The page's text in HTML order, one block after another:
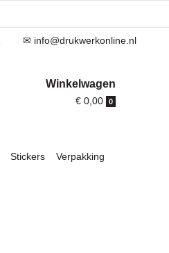
✉ info@drukwerkonline.nl
Winkelwagen
€ 0,00 0
Stickers Verpakking